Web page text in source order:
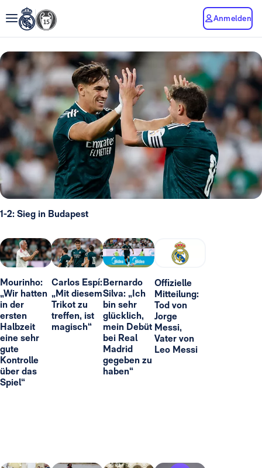
Anmelden
1-2: Sieg in Budapest
Mourinho:
„Wir hatten
in der
ersten
Halbzeit
eine sehr
gute
Kontrolle
über das
Spiel“
Carlos Espí:
„Mit diesem
Trikot zu
treffen, ist
magisch“
Bernardo
Silva: „Ich
bin sehr
glücklich,
mein Debüt
bei Real
Madrid
gegeben zu
haben“
Offizielle
Mitteilung:
Tod von
Jorge
Messi,
Vater von
Leo Messi